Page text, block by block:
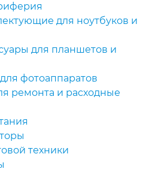
для ноутбуков и
для планшетов и
фотоаппаратов
ремонта и расходные
техники